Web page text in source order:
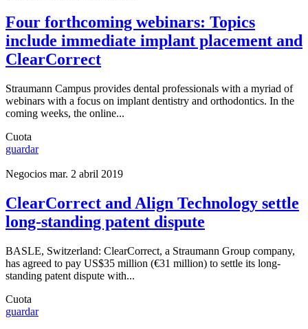
Four forthcoming webinars: Topics
include immediate implant placement and
ClearCorrect
Straumann Campus provides dental professionals with a myriad of
webinars with a focus on implant dentistry and orthodontics. In the
coming weeks, the online...
Cuota
guardar
Negocios mar. 2 abril 2019
ClearCorrect and Align Technology settle
long-standing patent dispute
BASLE, Switzerland: ClearCorrect, a Straumann Group company,
has agreed to pay US$35 million (€31 million) to settle its long-
standing patent dispute with...
Cuota
guardar